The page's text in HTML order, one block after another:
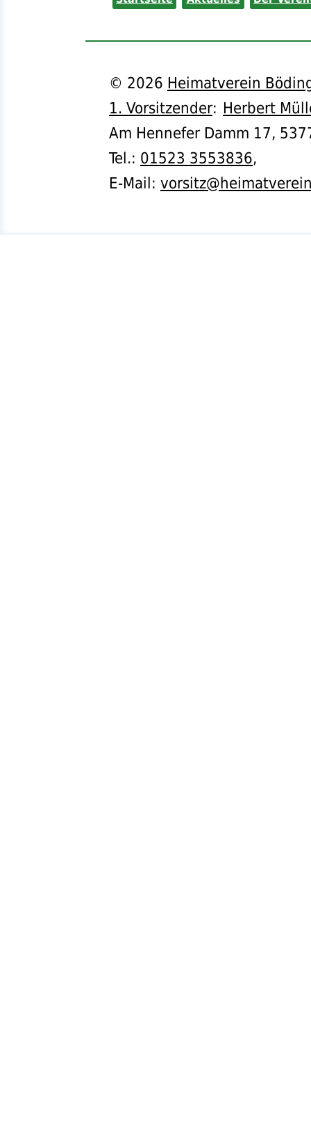
© 2026 Heimatverein
1. Vorsitzender: Herbert
Am Hennefer Damm 17,
Tel.: 01523 3553836,
E-Mail: